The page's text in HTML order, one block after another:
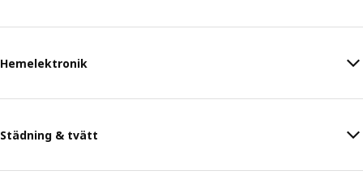
Hemelektronik
Städning & tvätt